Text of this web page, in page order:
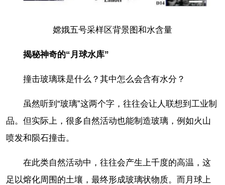
嫦娥五号采样区背景图和水含量
揭秘神奇的“月球水库”
撞击玻璃珠是什么？其中怎么会含有水分？
虽然听到“玻璃”这两个字，往往会让人联想到工业制
品。但实际上，很多自然活动也能制造玻璃，例如火山
喷发和陨石撞击。
在此类自然活动中，往往会产生上千度的高温，这
足以熔化周围的土壤，最终形成玻璃状物质。而月球上